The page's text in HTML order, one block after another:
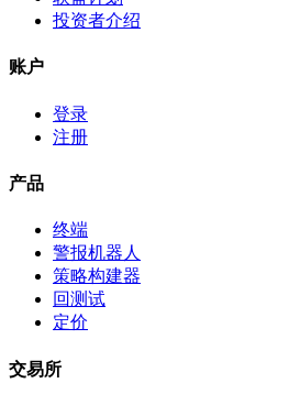
投资者介绍
账户
登录
注册
产品
终端
警报机器人
策略构建器
回测试
定价
交易所